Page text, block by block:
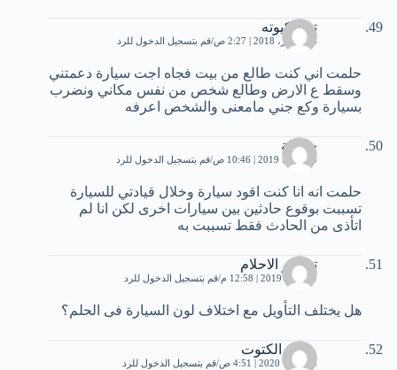
توتة كيوته
28 أكتوبر، 2018 | 2:27 ص قم بتسجيل الدخول للرد
حلمت اني كنت طالع من بيت فجاه اجت سيارة دعمتني
وسقط ع الارض وطالع شخص من نفس مكاني ونضرب
بسيارة وكع جني مامعنى والشخص اعرفه
حيرانة
5 مارس، 2019 | 10:46 ص قم بتسجيل الدخول للرد
حلمت انه انا كنت اقود سيارة وخلال قيادتي للسيارة
تسببت بوقوع حادثين بين سيارات اخرى لكن انا لم
اتأذى من الحادث فقط تسببت به
تفسير الاحلام
11 مايو، 2019 | 12:58 م قم بتسجيل الدخول للرد
هل يختلف التأويل مع اختلاف لون السيارة فى الحلم؟
محمد الكتوت
4 فبراير، 2020 | 4:51 ص قم بتسجيل الدخول للرد